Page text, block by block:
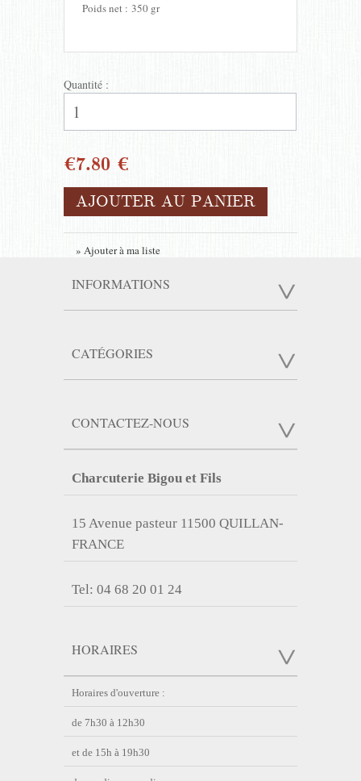
Poids net : 350 gr
Quantité :
€7.80 €
AJOUTER AU PANIER
» Ajouter à ma liste
INFORMATIONS
CATÉGORIES
CONTACTEZ-NOUS
Charcuterie Bigou et Fils
15 Avenue pasteur 11500 QUILLAN-
FRANCE
Tel: 04 68 20 01 24
HORAIRES
Horaires d'ouverture :
de 7h30 à 12h30
et de 15h à 19h30